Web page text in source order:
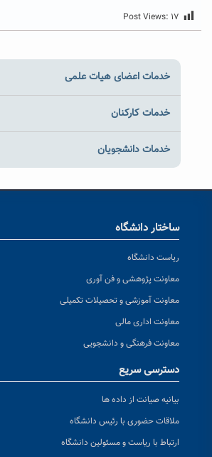
Post Views: ۱۷
خدمات اعضای هیات علمی
خدمات کارکنان
خدمات دانشجویان
ساختار دانشگاه
ریاست دانشگاه
معاونت پژوهشی و فن آوری
معاونت آموزشی و تحصیلات تکمیلی
معاونت اداری مالی
معاونت فرهنگی و دانشجویی
دسترسی سریع
بیانیه صیانت از داده ها
ملاقات حضوری با رئیس دانشگاه
ارتباط با ریاست و مسئولین دانشگاه